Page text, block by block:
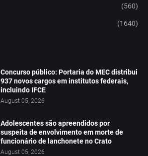
(560)
(1640)
Concurso público: Portaria do MEC distribui
937 novos cargos em institutos federais,
incluindo IFCE
August 05, 2026
Adolescentes são apreendidos por
suspeita de envolvimento em morte de
funcionário de lanchonete no Crato
August 05, 2026